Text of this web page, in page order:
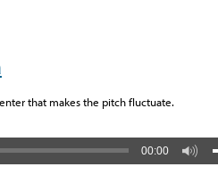
that makes the pitch fluctuate.
00:00